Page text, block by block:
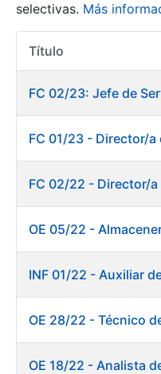
Mostrar/Ocultar
Mostrar/Ocultar
Mostrar/Ocultar
selectivas. Más
Título
FC 01/23 - Director/a
OE 28/22 - Técnico
OE 18/22 - Analista